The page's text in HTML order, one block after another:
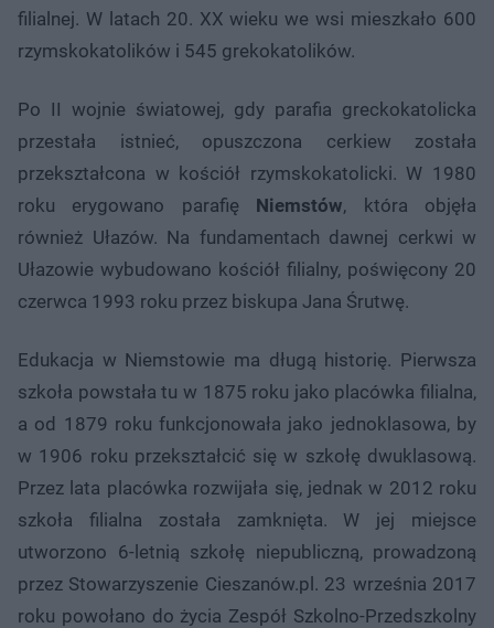
filialnej. W latach 20. XX wieku we wsi mieszkało 600
rzymskokatolików i 545 grekokatolików.
Po II wojnie światowej, gdy parafia greckokatolicka
przestała istnieć, opuszczona cerkiew została
przekształcona w kościół rzymskokatolicki. W 1980
roku erygowano parafię Niemstów, która objęła
również Ułazów. Na fundamentach dawnej cerkwi w
Ułazowie wybudowano kościół filialny, poświęcony 20
czerwca 1993 roku przez biskupa Jana Śrutwę.
Edukacja w Niemstowie ma długą historię. Pierwsza
szkoła powstała tu w 1875 roku jako placówka filialna,
a od 1879 roku funkcjonowała jako jednoklasowa, by
w 1906 roku przekształcić się w szkołę dwuklasową.
Przez lata placówka rozwijała się, jednak w 2012 roku
szkoła filialna została zamknięta. W jej miejsce
utworzono 6-letnią szkołę niepubliczną, prowadzoną
przez Stowarzyszenie Cieszanów.pl. 23 września 2017
roku powołano do życia Zespół Szkolno-Przedszkolny